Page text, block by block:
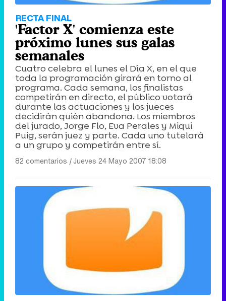
RECTA FINAL
'Factor X' comienza este
próximo lunes sus galas
semanales
Cuatro celebra el lunes el Día X, en el que
toda la programación girará en torno al
programa. Cada semana, los finalistas
competirán en directo, el público votará
durante las actuaciones y los jueces
decidirán quién abandona. Los miembros
del jurado, Jorge Flo, Eva Perales y Miqui
Puig, serán juez y parte. Cada uno tutelará
a un grupo y competirán entre sí.
82 comentarios |Jueves 24 Mayo 2007 18:08